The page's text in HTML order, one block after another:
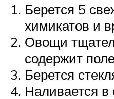
Берется 5
химикатов и
Овощи
содержит
Берется
Наливается в